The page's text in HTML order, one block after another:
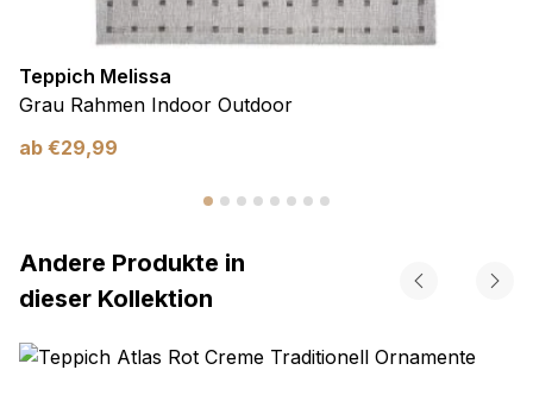
Teppich Melissa
Grau Rahmen Indoor Outdoor
ab €29,99
Andere Produkte in
dieser Kollektion